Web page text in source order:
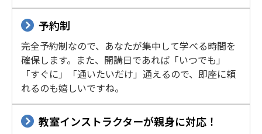
予約制
完全予約制なので、あなたが集中して学べる時間を
確保します。また、開講日であれば「いつでも」
「すぐに」「通いたいだけ」通えるので、即座に頼
れるのも嬉しいですね。
教室インストラクターが親身に対応！